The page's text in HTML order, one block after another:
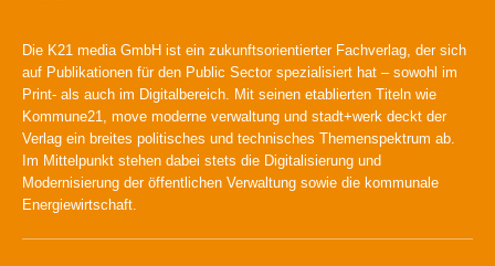
Die K21 media GmbH ist ein zukunftsorientierter Fachverlag, der sich
auf Publikationen für den Public Sector spezialisiert hat – sowohl im
Print- als auch im Digitalbereich. Mit seinen etablierten Titeln wie
Kommune21, move moderne verwaltung und stadt+werk deckt der
Verlag ein breites politisches und technisches Themenspektrum ab.
Im Mittelpunkt stehen dabei stets die Digitalisierung und
Modernisierung der öffentlichen Verwaltung sowie die kommunale
Energiewirtschaft.